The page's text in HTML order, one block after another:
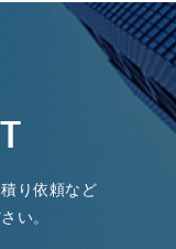
り依頼など
い。